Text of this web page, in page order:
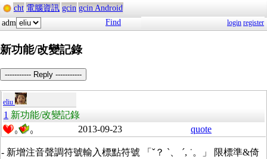
cht 電腦資訊 gcin gcin Android
adm
Find login register
新功能/改變記錄
----------- Reply -----------
eliu
1 新功能/改變記錄
0 0 2013-09-23 quote
- 新增注音聲調符號輸入標點符號 「ˇ？ ˋ、 ˊ, ˙。」 限標準&倚